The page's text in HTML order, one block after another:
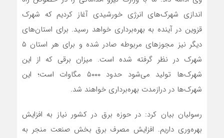
اندازی شهرک‌های انرژی خورشیدی آغاز کردیم که شهرک
قزوین در آینده به بهره‌برداری خواهد رسید. برای استان‌های
دیگر نیز مجوزهای مربوطه صادر شده و برای هر استان ۵
شهرک در نظر گرفته شده است. میزان برقی که از این
شهرک‌ها تولید می‌شود حدود ۵۰۰۰ مگاوات است؛ این
شهرک‌ها در درازمدت بهره‌برداری خواهند شد.
رسولیان بیان کرد: در حوزه برق در کشور نیاز به افزایش
بهره‌وری داریم. افزایش مصرف برق بخش صنعت منجر به